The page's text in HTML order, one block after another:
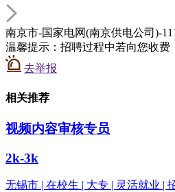
南京市-国家电网(南京供电公司)-
温馨提示：招聘过程中若向您收费
去举报
相关推荐
视频内容审核专员
2k-3k
无锡市 | 在校生 | 大专 | 灵活就业 |